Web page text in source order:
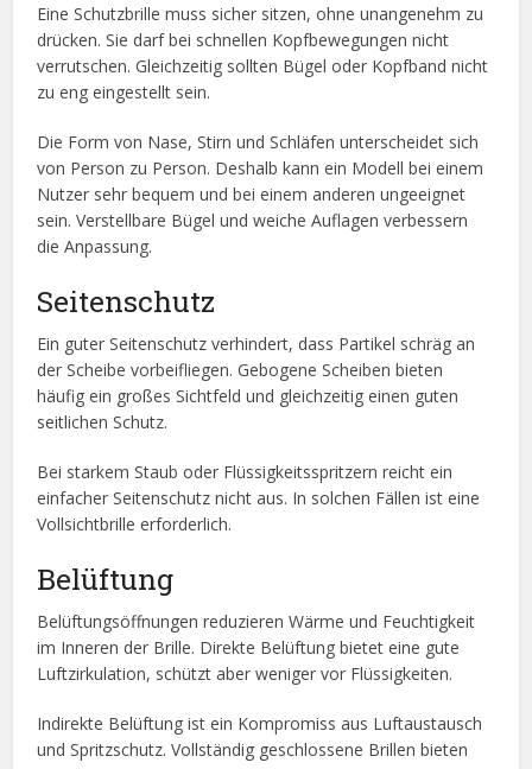
Eine Schutzbrille muss sicher sitzen, ohne unangenehm zu
drücken. Sie darf bei schnellen Kopfbewegungen nicht
verrutschen. Gleichzeitig sollten Bügel oder Kopfband nicht
zu eng eingestellt sein.
Die Form von Nase, Stirn und Schläfen unterscheidet sich
von Person zu Person. Deshalb kann ein Modell bei einem
Nutzer sehr bequem und bei einem anderen ungeeignet
sein. Verstellbare Bügel und weiche Auflagen verbessern
die Anpassung.
Seitenschutz
Ein guter Seitenschutz verhindert, dass Partikel schräg an
der Scheibe vorbeifliegen. Gebogene Scheiben bieten
häufig ein großes Sichtfeld und gleichzeitig einen guten
seitlichen Schutz.
Bei starkem Staub oder Flüssigkeitsspritzern reicht ein
einfacher Seitenschutz nicht aus. In solchen Fällen ist eine
Vollsichtbrille erforderlich.
Belüftung
Belüftungsöffnungen reduzieren Wärme und Feuchtigkeit
im Inneren der Brille. Direkte Belüftung bietet eine gute
Luftzirkulation, schützt aber weniger vor Flüssigkeiten.
Indirekte Belüftung ist ein Kompromiss aus Luftaustausch
und Spritzschutz. Vollständig geschlossene Brillen bieten